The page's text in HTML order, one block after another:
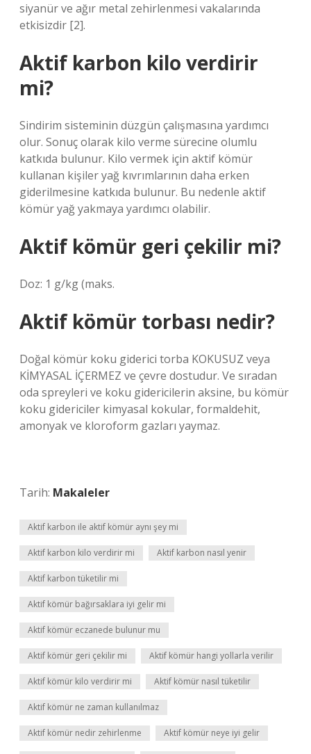
siyanür ve ağır metal zehirlenmesi vakalarında
etkisizdir [2].
Aktif karbon kilo verdirir
mi?
Sindirim sisteminin düzgün çalışmasına yardımcı
olur. Sonuç olarak kilo verme sürecine olumlu
katkıda bulunur. Kilo vermek için aktif kömür
kullanan kişiler yağ kıvrımlarının daha erken
giderilmesine katkıda bulunur. Bu nedenle aktif
kömür yağ yakmaya yardımcı olabilir.
Aktif kömür geri çekilir mi?
Doz: 1 g/kg (maks.
Aktif kömür torbası nedir?
Doğal kömür koku giderici torba KOKUSUZ veya
KİMYASAL İÇERMEZ ve çevre dostudur. Ve sıradan
oda spreyleri ve koku gidericilerin aksine, bu kömür
koku gidericiler kimyasal kokular, formaldehit,
amonyak ve kloroform gazları yaymaz.
Tarih: Makaleler
Aktif karbon ile aktif kömür aynı şey mi
Aktif karbon kilo verdirir mi Aktif karbon nasıl yenir
Aktif karbon tüketilir mi
Aktif kömür bağırsaklara iyi gelir mi
Aktif kömür eczanede bulunur mu
Aktif kömür geri çekilir mi Aktif kömür hangi yollarla verilir
Aktif kömür kilo verdirir mi Aktif kömür nasıl tüketilir
Aktif kömür ne zaman kullanılmaz
Aktif kömür nedir zehirlenme Aktif kömür neye iyi gelir